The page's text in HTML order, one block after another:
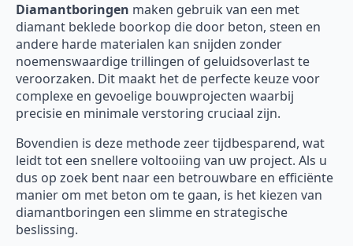
Diamantboringen maken gebruik van een met
diamant beklede boorkop die door beton, steen en
andere harde materialen kan snijden zonder
noemenswaardige trillingen of geluidsoverlast te
veroorzaken. Dit maakt het de perfecte keuze voor
complexe en gevoelige bouwprojecten waarbij
precisie en minimale verstoring cruciaal zijn.
Bovendien is deze methode zeer tijdbesparend, wat
leidt tot een snellere voltooiing van uw project. Als u
dus op zoek bent naar een betrouwbare en efficiënte
manier om met beton om te gaan, is het kiezen van
diamantboringen een slimme en strategische
beslissing.